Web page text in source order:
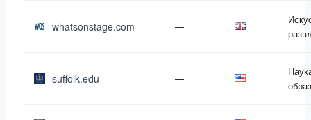
whatsonstage.com —
suffolk.edu —